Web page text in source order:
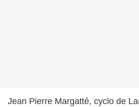
Jean Pierre Margatté, cyclo de